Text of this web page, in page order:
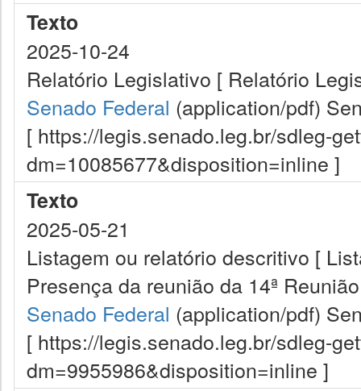
Texto
2025-10-24
Relatório Legislativo [ Relatório
Senado Federal (application/pdf)
[ https://legis.senado.leg.br/sdleg-
dm=10085677&disposition=inline ]
Texto
2025-05-21
Listagem ou relatório descritivo [
Presença da reunião da 14ª
Senado Federal (application/pdf)
[ https://legis.senado.leg.br/sdleg-
dm=9955986&disposition=inline ]